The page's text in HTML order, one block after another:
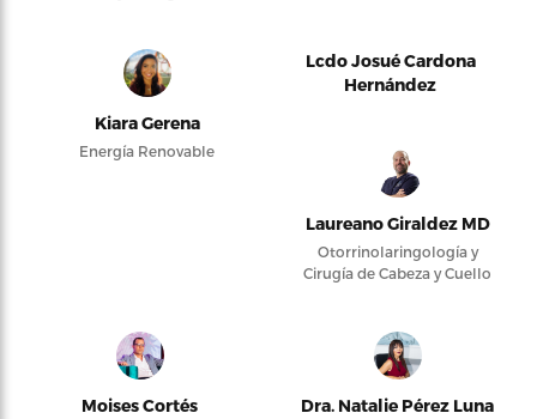
Kiara Gerena
Energía Renovable
Lcdo Josué Cardona
Hernández
Laureano Giraldez MD
Otorrinolaringología y
Cirugía de Cabeza y Cuello
Moises Cortés Dra. Natalie Pérez Luna